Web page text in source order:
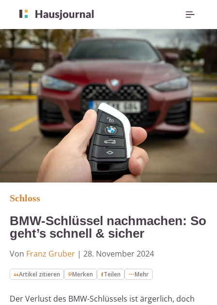
Schloss
BMW-Schlüssel nachmachen: So
geht’s schnell & sicher
Von Franz Gruber | 28. November 2024
Artikel zitieren Merken Teilen Mehr
Der Verlust des BMW-Schlüssels ist ärgerlich, doch